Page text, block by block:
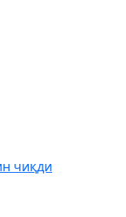
чиқди